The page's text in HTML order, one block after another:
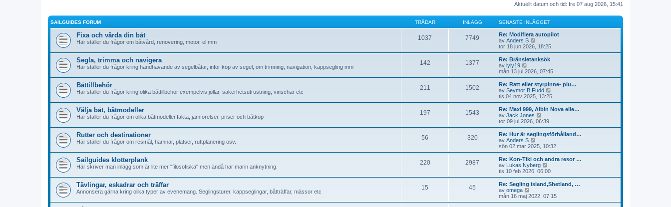
Aktuellt datum och tid: fre 07 aug 2026, 15:41
SAILGUIDES FORUM TRÅDAR INLÄGG SENASTE INLÄGGET
Fixa och vårda din båt
Här ställer du frågor om båtvård, renovering, motor, el mm
1037 7749
Re: Modifiera autopilot
av Anders S
å
t
i
l
d
e
t
s
e
a
s
t
e
i
l
ä
g
g
e
t
tor 18 jun 2026, 18:25
Segla, trimma och navigera
Här ställer du frågor kring handhavande av segelbåtar, inför köp av segel, om trimning, navigation, kappsegling mm
142 1377
Re: Bränsletanksök
av lyly19
å
t
i
l
l
e
t
s
e
a
s
t
e
i
n
l
ä
g
g
e
t
mån 13 jul 2026, 07:45
Båttillbehör
Här ställer du frågor kring olika båttillbehör exempelvis jollar, säkerhetsutrustning, vinschar etc
211 1502
Re: Ratt eller styrpinne- plu…
av Seymor B Fudd
å
t
i
e
t
s
e
a
e
i
l
ä
tis 04 nov 2025, 13:25
Välja båt, båtmodeller
Här ställer du frågor om olika båtmodeller,fakta, jämförelser, priser och båtköp
197 1543
Re: Maxi 999, Albin Nova elle…
av Jack Jones
å
t
i
t
s
e
a
t
e
tor 09 jul 2026, 06:39
Rutter och destinationer
Här ställer du frågor om resmål, hamnar, platser, ruttplanering osv.
56 320
Re: Hur är seglingsförhålland…
av Anders S
å
t
i
l
e
t
s
e
sön 02 mar 2025, 10:32
Sailguides klotterplank
Här skriver man inlägg som är lite mer "filosofiska" men ändå har marin anknytning.
220 2987
Re: Kon-Tiki och andra resor …
av Lukas Nyberg
å
t
i
l
l
tis 10 feb 2026, 06:00
Tävlingar, eskadrar och träffar
Annonsera gärna kring olika typer av evenemang. Seglingsturer, kappseglingar, båtträffar, mässor etc
15 45
Re: Segling island,Shetland, …
av omega
å
t
mån 16 maj 2022, 07:15